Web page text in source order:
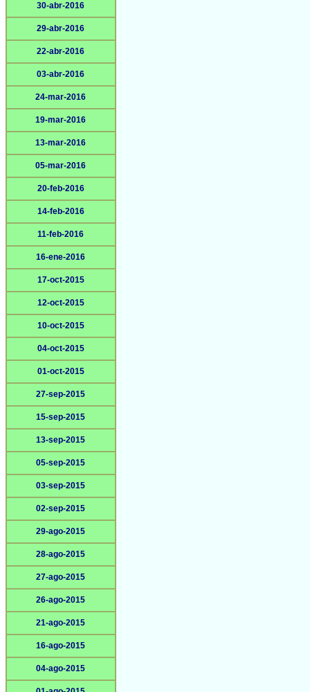
30-abr-2016
29-abr-2016
22-abr-2016
03-abr-2016
24-mar-2016
19-mar-2016
13-mar-2016
05-mar-2016
20-feb-2016
14-feb-2016
11-feb-2016
16-ene-2016
17-oct-2015
12-oct-2015
10-oct-2015
04-oct-2015
01-oct-2015
27-sep-2015
15-sep-2015
13-sep-2015
05-sep-2015
03-sep-2015
02-sep-2015
29-ago-2015
28-ago-2015
27-ago-2015
26-ago-2015
21-ago-2015
16-ago-2015
04-ago-2015